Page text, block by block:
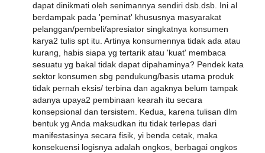
dapat dinikmati oleh senimannya sendiri dsb.dsb. Ini al
berdampak pada 'peminat' khususnya masyarakat
pelanggan/pembeli/apresiator singkatnya konsumen
karya2 tulis spt itu. Artinya konsumennya tidak ada atau
kurang, habis siapa yg tertarik atau 'kuat' membaca
sesuatu yg bakal tidak dapat dipahaminya? Pendek kata
sektor konsumen sbg pendukung/basis utama produk
tidak pernah eksis/ terbina dan agaknya belum tampak
adanya upaya2 pembinaan kearah itu secara
konsepsional dan tersistem. Kedua, karena tulisan dlm
bentuk yg Anda maksudkan itu tidak terlepas dari
manifestasinya secara fisik, yi benda cetak, maka
konsekuensi logisnya adalah ongkos, berbagai ongkos